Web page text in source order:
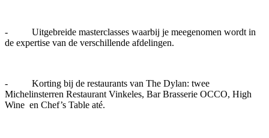
- Uitgebreide masterclasses waarbij je meegenomen wordt in
de expertise van de verschillende afdelingen.
- Korting bij de restaurants van The Dylan: twee
Michelinsterren Restaurant Vinkeles, Bar Brasserie OCCO, High
Wine en Chef’s Table até.